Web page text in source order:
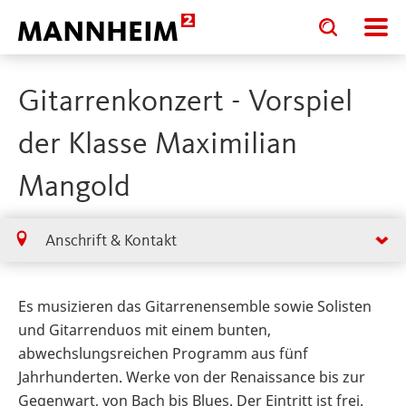
Toggle
search
input
Toggle
search
input
Gitarrenkonzert - Vorspiel
der Klasse Maximilian
Mangold
Anschrift & Kontakt
Es musizieren das Gitarrenensemble sowie Solisten
und Gitarrenduos mit einem bunten,
abwechslungsreichen Programm aus fünf
Jahrhunderten. Werke von der Renaissance bis zur
Gegenwart, von Bach bis Blues. Der Eintritt ist frei.